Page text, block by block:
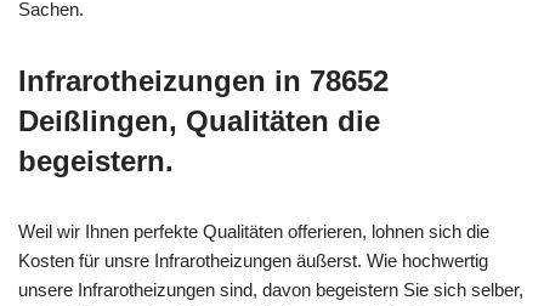
Sachen.
Infrarotheizungen in 78652
Deißlingen, Qualitäten die
begeistern.
Weil wir Ihnen perfekte Qualitäten offerieren, lohnen sich die
Kosten für unsre Infrarotheizungen äußerst. Wie hochwertig
unsere Infrarotheizungen sind, davon begeistern Sie sich selber,